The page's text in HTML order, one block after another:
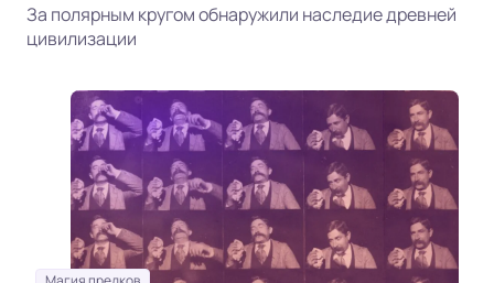
За полярным кругом обнаружили наследие древней
цивилизации